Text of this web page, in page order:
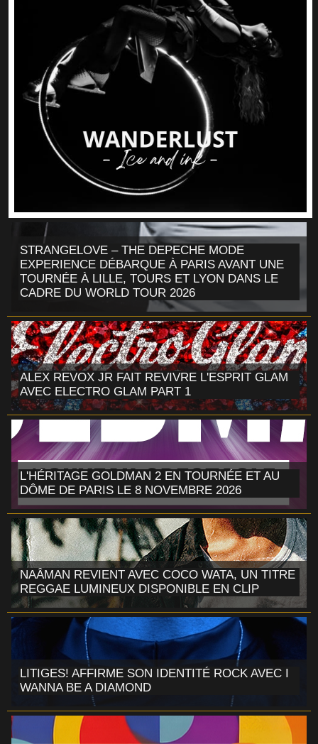
STRANGELOVE – THE DEPECHE MODE
EXPERIENCE DÉBARQUE À PARIS AVANT UNE
TOURNÉE À LILLE, TOURS ET LYON DANS LE
CADRE DU WORLD TOUR 2026
ALEX REVOX JR FAIT REVIVRE L'ESPRIT GLAM
AVEC ELECTRO GLAM PART 1
L'HÉRITAGE GOLDMAN 2 EN TOURNÉE ET AU
DÔME DE PARIS LE 8 NOVEMBRE 2026
NAÂMAN REVIENT AVEC COCO WATA, UN TITRE
REGGAE LUMINEUX DISPONIBLE EN CLIP
LITIGES! AFFIRME SON IDENTITÉ ROCK AVEC I
WANNA BE A DIAMOND